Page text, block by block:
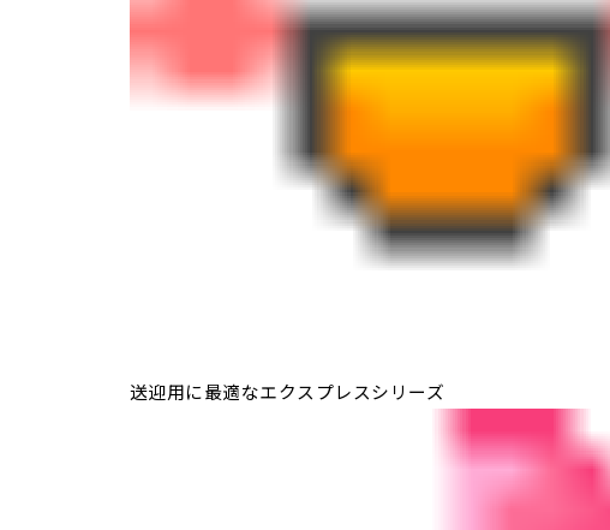
送迎用に最適なエクスプレスシリーズ